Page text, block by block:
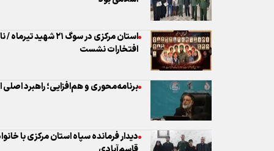
برنامه‌محوری و هم‌افزایی؛ راهبرد
دیدار فرمانده سپاه استان مرکزی با
است